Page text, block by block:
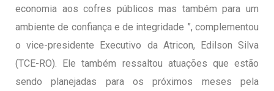
economia aos cofres públicos mas também para um
ambiente de confiança e de integridade ”, complementou
o vice-presidente Executivo da Atricon, Edilson Silva
(TCE-RO). Ele também ressaltou atuações que estão
sendo planejadas para os próximos meses pela